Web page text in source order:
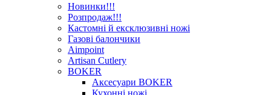
Новинки!!!
Розпродаж!!!
Кастомні й ексклюзивні ножі
Газові балончики
Aimpoint
Artisan Cutlery
BOKER
Аксесуари BOKER
Кухонні ножі